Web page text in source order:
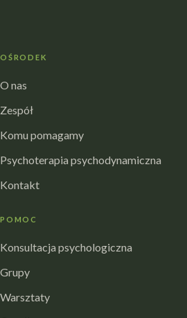
OŚRODEK
O nas
Zespół
Komu pomagamy
Psychoterapia psychodynamiczna
Kontakt
POMOC
Konsultacja psychologiczna
Grupy
Warsztaty